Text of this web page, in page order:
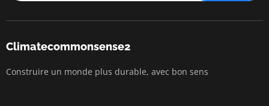
Climatecommonsense2
Construire un monde plus durable, avec bon sens